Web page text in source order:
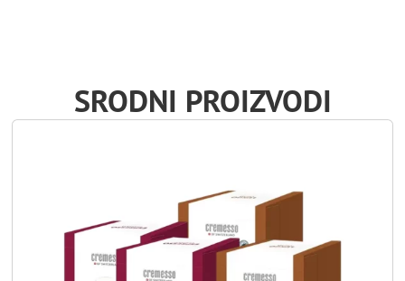
SRODNI PROIZVODI